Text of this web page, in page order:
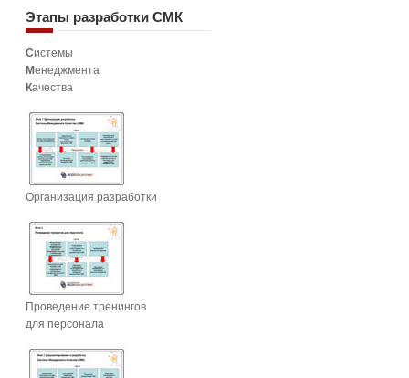
Этапы разработки СМК
Системы
Менеджмента
Качества
Организация разработки
Проведение тренингов
для персонала